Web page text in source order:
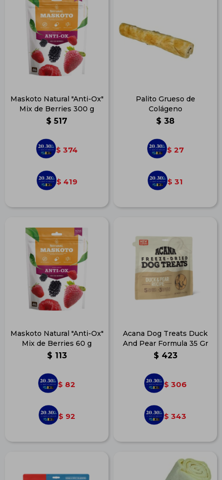
Maskoto Natural "Anti-Ox"
Mix de Berries 300 g
$ 517
$ 374
$ 419
Palito Grueso de
Colágeno
$ 38
$ 27
$ 31
Maskoto Natural "Anti-Ox"
Mix de Berries 60 g
$ 113
$ 82
$ 92
Acana Dog Treats Duck
And Pear Formula 35 Gr
$ 423
$ 306
$ 343